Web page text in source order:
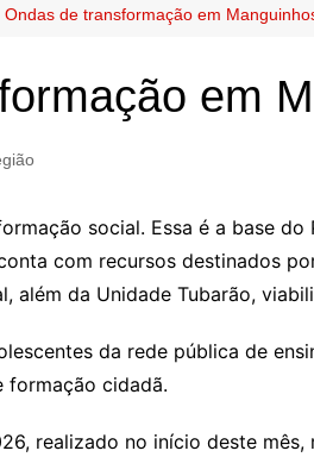
Ondas de transformação em
em
social. Essa é a base
com recursos destinados
além da Unidade Tubarão,
da rede pública de
formação cidadã.
realizado no início deste